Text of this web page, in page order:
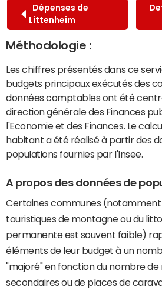
Dépenses de
Littenheim
Méthodologie :
Les chiffres présentés dans ce
budgets principaux exécutés des
données comptables ont été
direction générale des Finances
l'Economie et des Finances. Le
habitant a été réalisé à partir des
populations fournies par l'Insee.
A propos des données de
Certaines communes (notamment
touristiques de montagne ou du
permanente est souvent faible)
éléments de leur budget à un
"majoré" en fonction du nombre de
secondaires ou de places de